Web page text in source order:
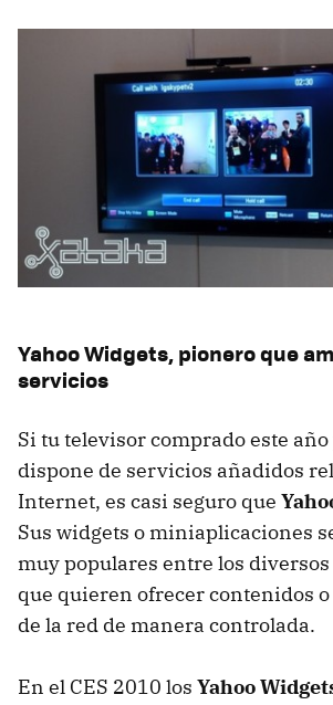
Yahoo Widgets, pionero que
servicios
Si tu televisor comprado este año
dispone de servicios añadidos
Internet, es casi seguro que
Sus widgets o miniaplicaciones
muy populares entre los
que quieren ofrecer contenidos
de la red de manera controlada.
En el CES 2010 los Yahoo